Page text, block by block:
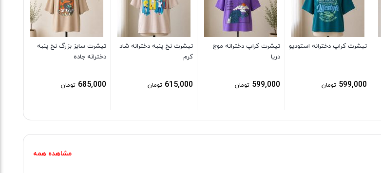
تیشرت کراپ دخترانه استودیو
599,000 تومان
تیشرت کراپ دخترانه موج
دریا
599,000 تومان
تیشرت نخ پنبه دخترانه شاد
کرم
615,000 تومان
تیشرت سایز بزرگ نخ پنبه
دخترانه جاده
685,000 تومان
مشاهده همه